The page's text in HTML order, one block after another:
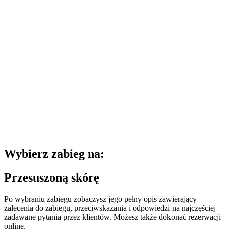
Wybierz zabieg na:
Przesuszoną skórę
Po wybraniu zabiegu zobaczysz jego pełny opis zawierający
zalecenia do zabiegu, przeciwskazania i odpowiedzi na najczęściej
zadawane pytania przez klientów. Możesz także dokonać rezerwacji
online.